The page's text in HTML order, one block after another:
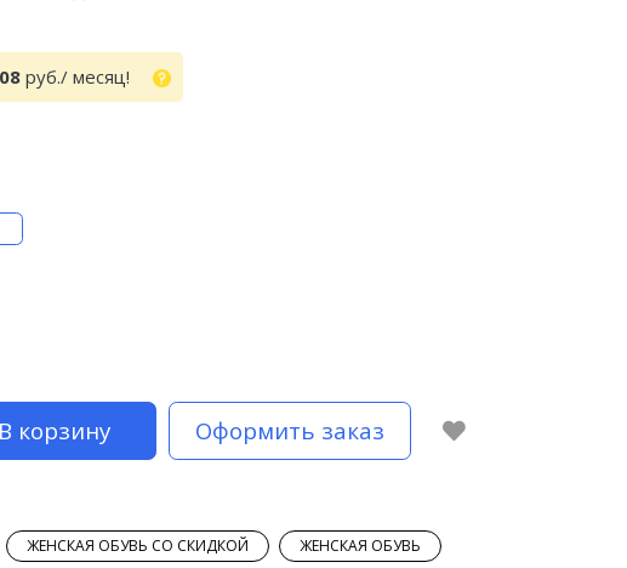
руб./ месяц!
В корзину Оформить заказ
ЖЕНСКАЯ ОБУВЬ СО СКИДКОЙ ЖЕНСКАЯ ОБУВЬ